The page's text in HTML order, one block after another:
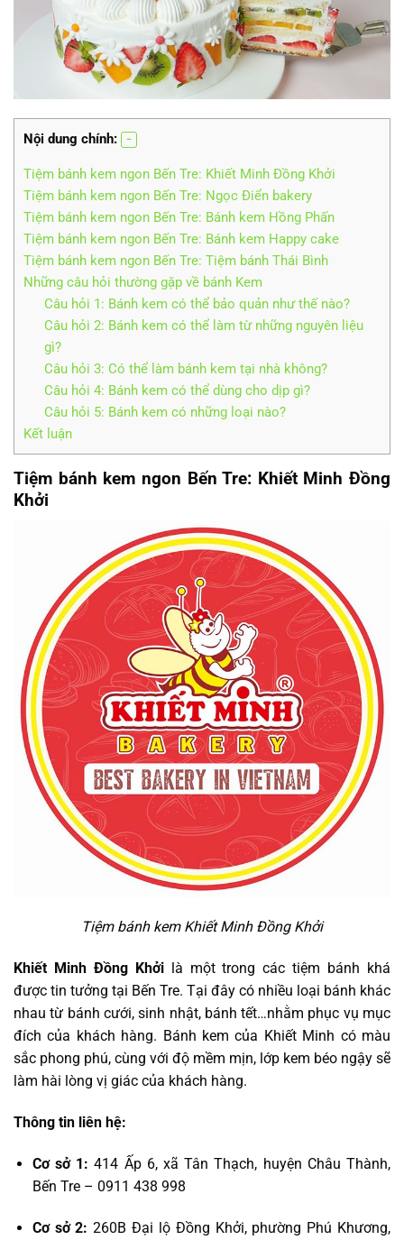
Nội dung chính:
Tiệm bánh kem ngon Bến Tre: Khiết Minh Đồng Khởi
Tiệm bánh kem ngon Bến Tre: Ngọc Điển bakery
Tiệm bánh kem ngon Bến Tre: Bánh kem Hồng Phấn
Tiệm bánh kem ngon Bến Tre: Bánh kem Happy cake
Tiệm bánh kem ngon Bến Tre: Tiệm bánh Thái Bình
Những câu hỏi thường gặp về bánh Kem
Câu hỏi 1: Bánh kem có thể bảo quản như thế nào?
Câu hỏi 2: Bánh kem có thể làm từ những nguyên liệu
gì?
Câu hỏi 3: Có thể làm bánh kem tại nhà không?
Câu hỏi 4: Bánh kem có thể dùng cho dịp gì?
Câu hỏi 5: Bánh kem có những loại nào?
Kết luận
Tiệm bánh kem ngon Bến Tre: Khiết Minh Đồng
Khởi
Tiệm bánh kem Khiết Minh Đồng Khởi
Khiết Minh Đồng Khởilà một trong các tiệm bánh khá
được tin tưởng tại Bến Tre. Tại đây có nhiều loại bánh khác
nhau từ bánh cưới, sinh nhật, bánh tết…nhằm phục vụ mục
đích của khách hàng. Bánh kem của Khiết Minh có màu
sắc phong phú, cùng với độ mềm mịn, lớp kem béo ngậy sẽ
làm hài lòng vị giác của khách hàng.
Thông tin liên hệ:
Cơ sở 1:414 Ấp 6, xã Tân Thạch, huyện Châu Thành,
Bến Tre – 0911 438 998
Cơ sở 2: 260B Đại lộ Đồng Khởi, phường Phú Khương,